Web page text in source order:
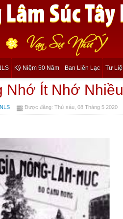
Kỷ Niệm 50 Năm Ban Liên Lạc Tư
Nhớ Ít Nhớ Nhiều
Được đăng: Thứ sáu, 08 Tháng 5 2020